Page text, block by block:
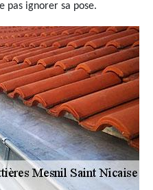
pas ignorer sa pose.